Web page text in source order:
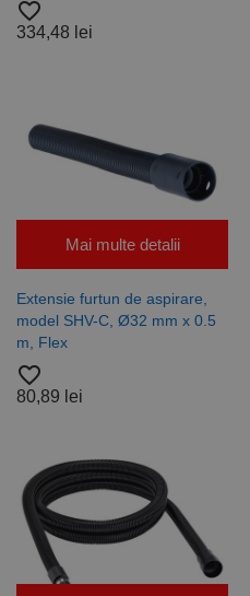
favorite_border
334,48 lei
Mai multe detalii
Extensie furtun de aspirare,
model SHV-C, Ø32 mm x 0.5
m, Flex
favorite_border
80,89 lei